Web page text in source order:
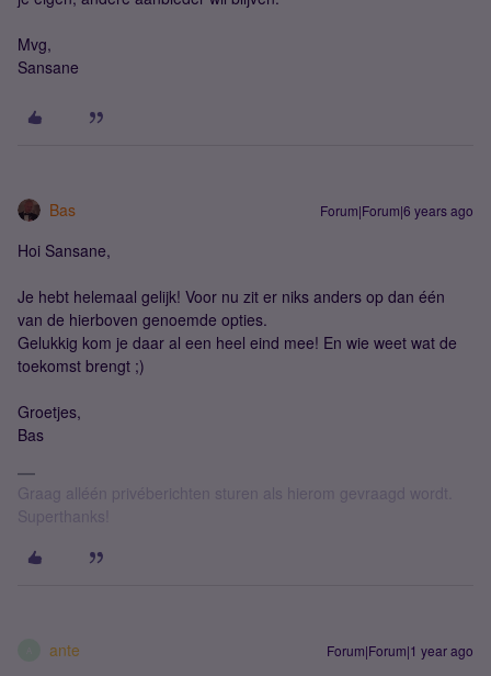
Mvg,
Sansane
Bas Forum|Forum|6 years ago
Hoi Sansane,
Je hebt helemaal gelijk! Voor nu zit er niks anders op dan één
van de hierboven genoemde opties.
Gelukkig kom je daar al een heel eind mee! En wie weet wat de
toekomst brengt ;)
Groetjes,
Bas
Graag alléén privéberichten sturen als hierom gevraagd wordt.
Superthanks!
ante Forum|Forum|1 year ago